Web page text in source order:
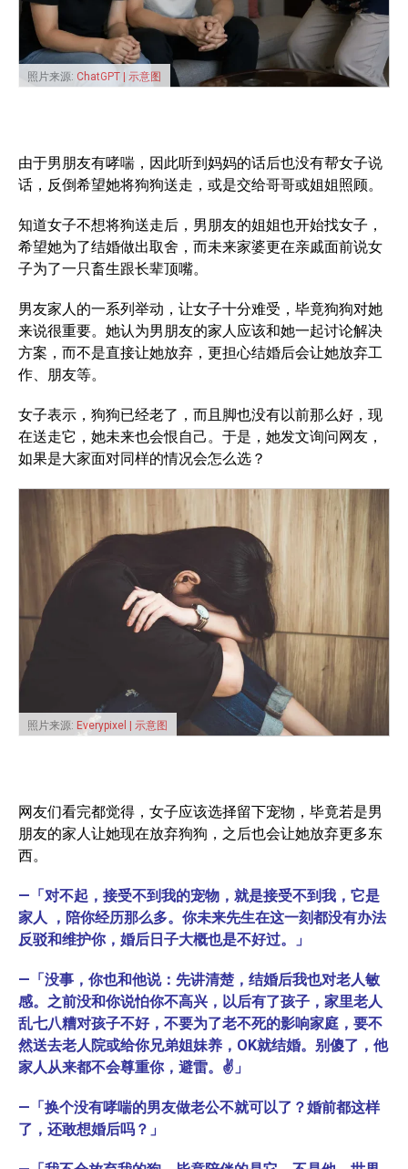
照片来源: ChatGPT | 示意图
由于男朋友有哮喘，因此听到妈妈的话后也没有帮女子说
话，反倒希望她将狗狗送走，或是交给哥哥或姐姐照顾。
知道女子不想将狗送走后，男朋友的姐姐也开始找女子，
希望她为了结婚做出取舍，而未来家婆更在亲戚面前说女
子为了一只畜生跟长辈顶嘴。
男友家人的一系列举动，让女子十分难受，毕竟狗狗对她
来说很重要。她认为男朋友的家人应该和她一起讨论解决
方案，而不是直接让她放弃，更担心结婚后会让她放弃工
作、朋友等。
女子表示，狗狗已经老了，而且脚也没有以前那么好，现
在送走它，她未来也会恨自己。于是，她发文询问网友，
如果是大家面对同样的情况会怎么选？
照片来源: Everypixel | 示意图
网友们看完都觉得，女子应该选择留下宠物，毕竟若是男
朋友的家人让她现在放弃狗狗，之后也会让她放弃更多东
西。
—「对不起，接受不到我的宠物，就是接受不到我，它是
家人 ，陪你经历那么多。你未来先生在这一刻都没有办法
反驳和维护你，婚后日子大概也是不好过。」
—「没事，你也和他说：先讲清楚，结婚后我也对老人敏
感。之前没和你说怕你不高兴，以后有了孩子，家里老人
乱七八糟对孩子不好，不要为了老不死的影响家庭，要不
然送去老人院或给你兄弟姐妹养，OK就结婚。别傻了，他
家人从来都不会尊重你，避雷。✌️」
—「换个没有哮喘的男友做老公不就可以了？婚前都这样
了，还敢想婚后吗？」